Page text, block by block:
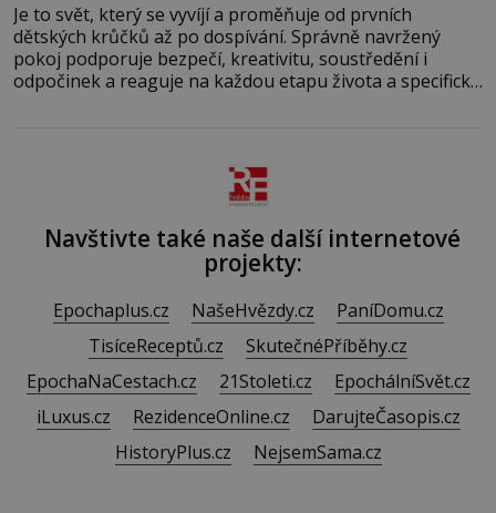
Je to svět, který se vyvíjí a proměňuje od prvních
dětských krůčků až po dospívání. Správně navržený
pokoj podporuje bezpečí, kreativitu, soustředění i
odpočinek a reaguje na každou etapu života a specifické
Navštivte také naše další internetové
projekty:
Epochaplus.cz NašeHvězdy.cz
PaníDomu.cz
TisíceReceptů.cz
SkutečnéPříběhy.cz
EpochaNaCestach.cz
21Stoleti.cz
EpochálníSvět.cz
iLuxus.cz
RezidenceOnline.cz
DarujteČasopis.cz
HistoryPlus.cz
NejsemSama.cz